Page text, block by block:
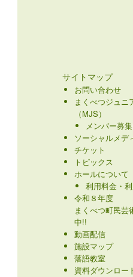
サイトマップ
お問い合わせ
まくべつジュニ
（MJS）
メンバー募
ソーシャルメデ
チケット
トピックス
ホールについて
利用料金・
令和８年度
まくべつ町民芸
中!!
動画配信
施設マップ
落語教室
資料ダウンロー